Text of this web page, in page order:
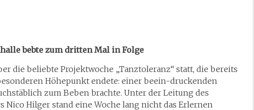
bebte zum dritten Mal in Folge
die beliebte Projektwoche „Tanztoleranz“ statt, die bereits
Höhepunkt endete: einer beein-druckenden
zum Beben brachte. Unter der Leitung des
Nico Hilger stand eine Woche lang nicht das Erlernen